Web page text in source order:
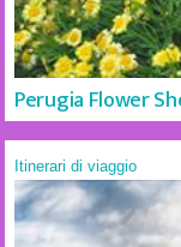
Perugia Flower
Itinerari di viaggio